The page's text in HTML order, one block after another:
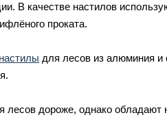
В качестве настилов
проката.
для лесов из алюминия и
лесов дороже, однако